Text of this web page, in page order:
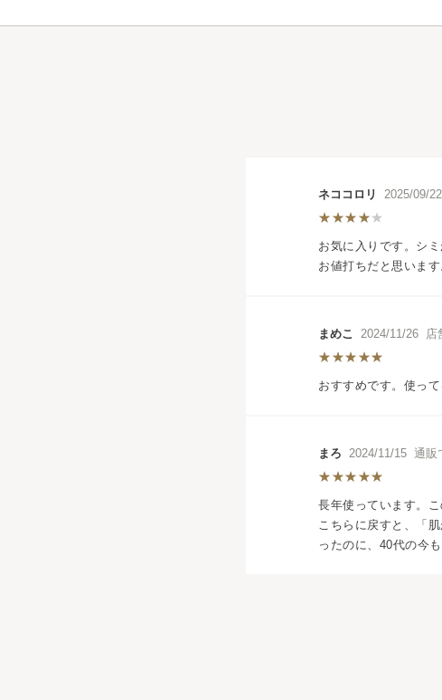
ネココロリ 2025/09/
お気に入りです。シ
お値打ちだと思います
まめこ 2024/11/26 店
おすすめです。使っ
まろ 2024/11/15 通販
長年使っています。
こちらに戻すと、「
ったのに、40代の今